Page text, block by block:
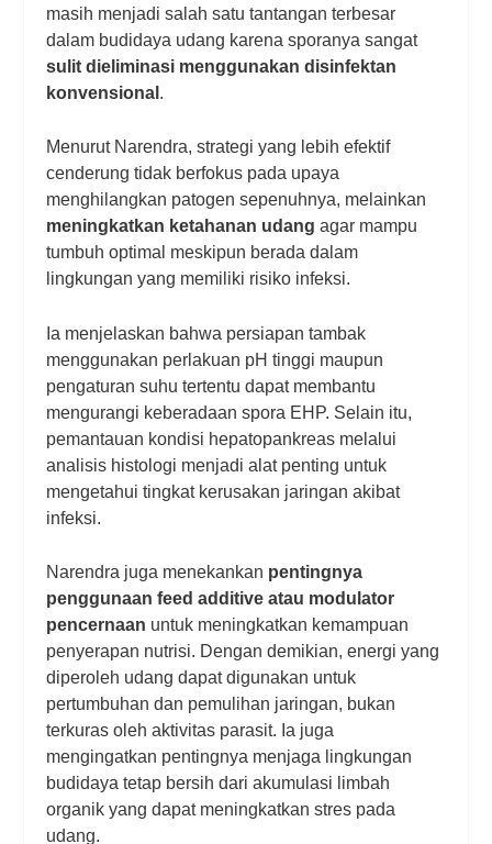
masih menjadi salah satu tantangan terbesar
dalam budidaya udang karena sporanya sangat
sulit dieliminasi menggunakan disinfektan
konvensional .
Menurut Narendra, strategi yang lebih efektif
cenderung tidak berfokus pada upaya
menghilangkan patogen sepenuhnya, melainkan
meningkatkan ketahanan udang agar mampu
tumbuh optimal meskipun berada dalam
lingkungan yang memiliki risiko infeksi.
Ia menjelaskan bahwa persiapan tambak
menggunakan perlakuan pH tinggi maupun
pengaturan suhu tertentu dapat membantu
mengurangi keberadaan spora EHP. Selain itu,
pemantauan kondisi hepatopankreas melalui
analisis histologi menjadi alat penting untuk
mengetahui tingkat kerusakan jaringan akibat
infeksi.
Narendra juga menekankan pentingnya
penggunaan feed additive atau modulator
pencernaan untuk meningkatkan kemampuan
penyerapan nutrisi. Dengan demikian, energi yang
diperoleh udang dapat digunakan untuk
pertumbuhan dan pemulihan jaringan, bukan
terkuras oleh aktivitas parasit. Ia juga
mengingatkan pentingnya menjaga lingkungan
budidaya tetap bersih dari akumulasi limbah
organik yang dapat meningkatkan stres pada
udang.